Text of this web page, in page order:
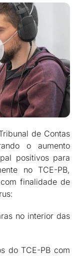
de Contas
o aumento
positivos para
no TCE-PB,
finalidade de
no interior das
do TCE-PB com